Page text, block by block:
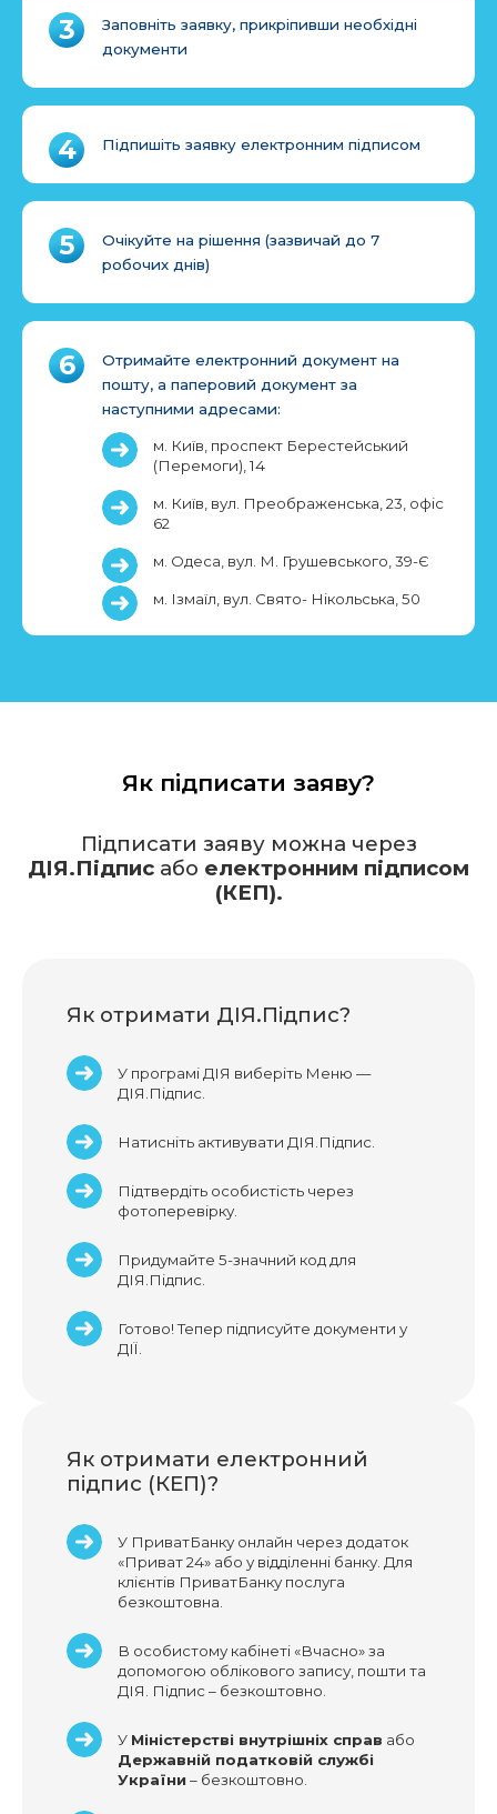
Заповніть заявку, прикріпивши необхідні
документи
Підпишіть заявку електронним підписом
Очікуйте на рішення (зазвичай до 7
робочих днів)
Отримайте електронний документ на
пошту, а паперовий документ за
наступними адресами:
м. Київ, проспект Берестейський
(Перемоги), 14
м. Київ, вул. Преображенська, 23, офіс
62
м. Одеса, вул. М. Грушевського, 39-Є
м. Ізмаїл, вул. Свято- Нікольська, 50
Як підписати заяву?
Підписати заяву можна через
ДІЯ.Підпис або електронним підписом
(КЕП).
Як отримати ДІЯ.Підпис?
У програмі ДІЯ виберіть Меню —
ДІЯ.Підпис.
Натисніть активувати ДІЯ.Підпис.
Підтвердіть особистість через
фотоперевірку.
Придумайте 5-значний код для
ДІЯ.Підпис.
Готово! Тепер підписуйте документи у
ДІЇ.
Як отримати електронний
підпис (КЕП)?
У ПриватБанку онлайн через додаток
«Приват 24» або у відділенні банку. Для
клієнтів ПриватБанку послуга
безкоштовна.
В особистому кабінеті «Вчасно» за
допомогою облікового запису, пошти та
ДІЯ. Підпис – безкоштовно.
У Міністерстві внутрішніх справ або
Державній податковій службі
України – безкоштовно.